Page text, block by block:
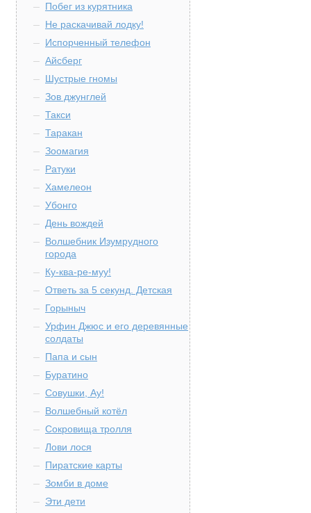
Побег из курятника
Не раскачивай лодку!
Испорченный телефон
Айсберг
Шустрые гномы
Зов джунглей
Такси
Таракан
Зоомагия
Ратуки
Хамелеон
Убонго
День вождей
Волшебник Изумрудного
города
Ку-ква-ре-муу!
Ответь за 5 секунд. Детская
Горыныч
Урфин Джюс и его деревянные
солдаты
Папа и сын
Буратино
Совушки, Ау!
Волшебный котёл
Сокровища тролля
Лови лося
Пиратские карты
Зомби в доме
Эти дети